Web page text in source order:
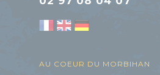
AU COEUR DU MORBIHAN